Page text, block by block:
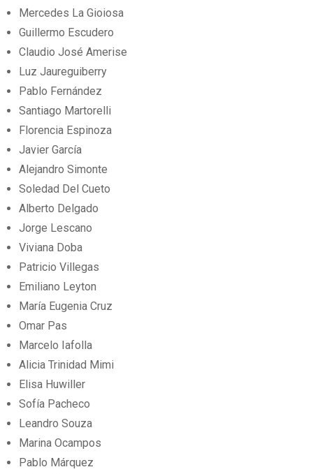
Mercedes La Gioiosa
Guillermo Escudero
Claudio José Amerise
Luz Jaureguiberry
Pablo Fernández
Santiago Martorelli
Florencia Espinoza
Javier García
Alejandro Simonte
Soledad Del Cueto
Alberto Delgado
Jorge Lescano
Viviana Doba
Patricio Villegas
Emiliano Leyton
María Eugenia Cruz
Omar Pas
Marcelo Iafolla
Alicia Trinidad Mimi
Elisa Huwiller
Sofía Pacheco
Leandro Souza
Marina Ocampos
Pablo Márquez